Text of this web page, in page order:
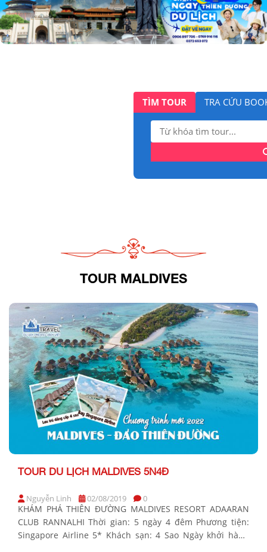
TÌM TOUR TRA CỨU
Tìm
kiếm:
TOUR MALDIVES
TOUR DU LỊCH MALDIVES 5N4Đ
Nguyễn Linh 02/08/2019 0
KHÁM PHÁ THIÊN ĐƯỜNG MALDIVES RESORT ADAARAN
CLUB RANNALHI Thời gian: 5 ngày 4 đêm Phương tiện:
Singapore Airline 5* Khách sạn: 4 Sao Ngày khởi hành